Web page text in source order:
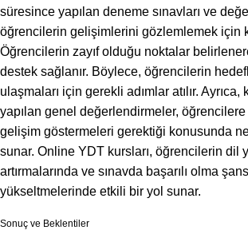
süresince yapılan deneme sınavları ve
öğrencilerin gelişimlerini gözlemlemek için
Öğrencilerin zayıf olduğu noktalar
destek sağlanır. Böylece, öğrencilerin
ulaşmaları için gerekli adımlar atılır.
yapılan genel değerlendirmeler,
gelişim göstermeleri gerektiği konusunda net
sunar. Online YDT kursları, öğrencilerin dil
artırmalarında ve sınavda başarılı olma
yükseltmelerinde etkili bir yol sunar.
Sonuç ve Beklentiler